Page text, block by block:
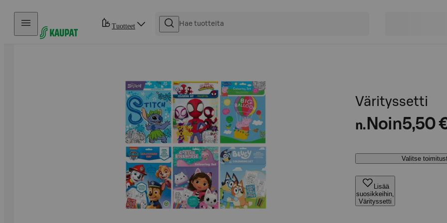
Hyppää sisältöön
Tuotteet
Värityssetti
n. Noin5,50
Valitse
Lisää
suosikkeihin,
Värityssetti